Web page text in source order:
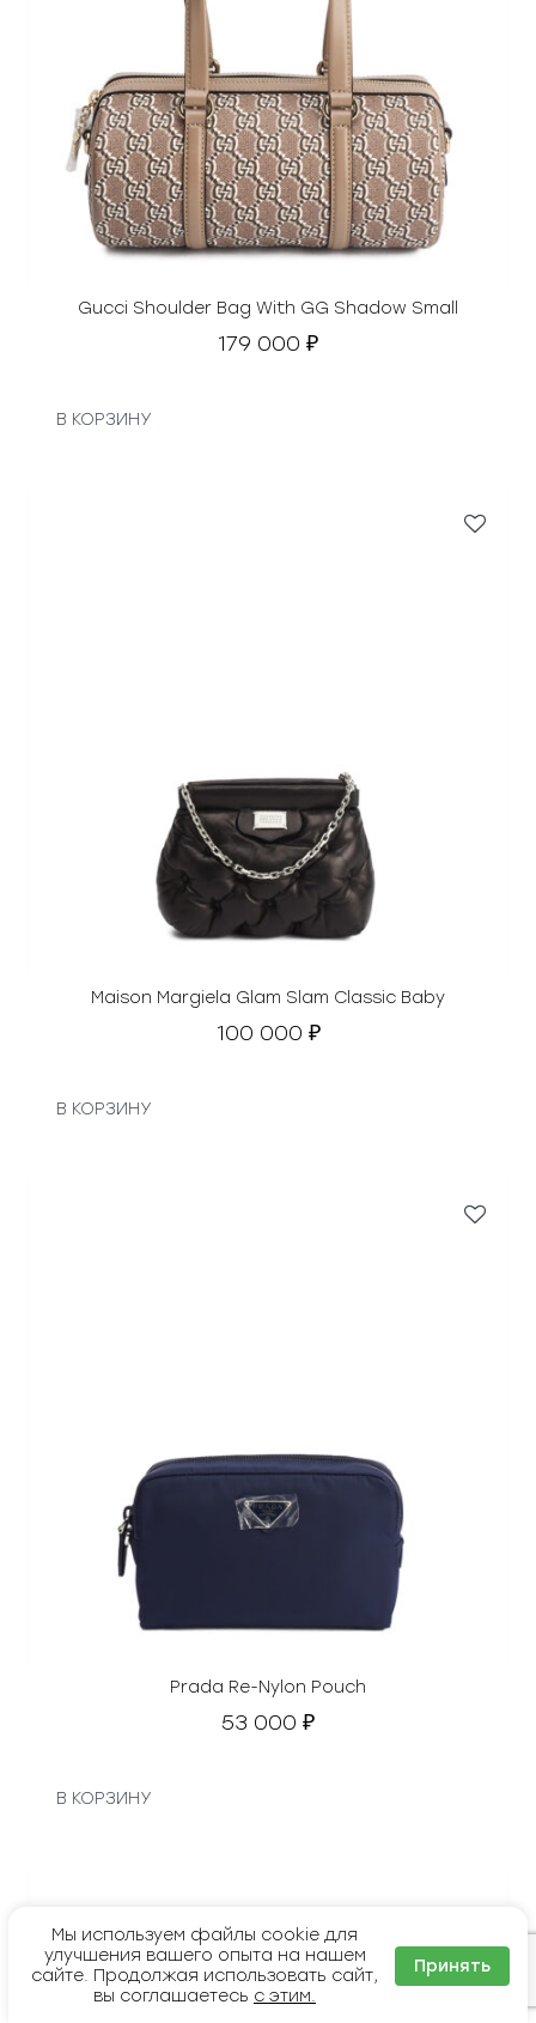
Gucci Shoulder Bag With GG Shadow Small
179 000 ₽
В КОРЗИНУ
Maison Margiela Glam Slam Classic Baby
100 000 ₽
В КОРЗИНУ
Prada Re-Nylon Pouch
53 000 ₽
В КОРЗИНУ
Мы используем файлы cookie для
улучшения вашего опыта на нашем
сайте. Продолжая использовать сайт,
вы соглашаетесь с этим.
Принять